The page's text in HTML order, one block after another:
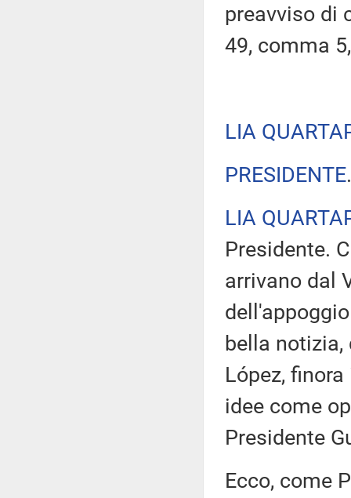
preavviso di
49, comma
LIA
PRESIDENTE
LIA
Presidente.
arrivano dal
bella notizia,
López,
idee come
Presidente
Ecco, come